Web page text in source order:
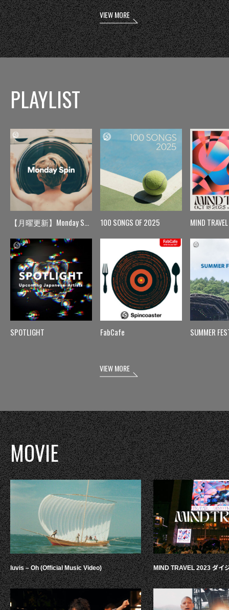
VIEW MORE
PLAYLIST
【月曜更新】Monday Spin
SPOTLIGHT
100 SONGS OF 2025
FabCafe
MIND TRAVEL
SUMMER
VIEW MORE
MOVIE
luvis – Oh (Official Music Video) MIND TRAVEL 2023 ダイ